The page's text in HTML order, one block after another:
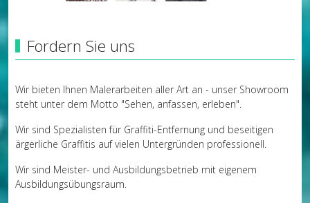
Fordern Sie uns
Wir bieten Ihnen Malerarbeiten aller Art an - unser Showroom
steht unter dem Motto "Sehen, anfassen, erleben".
Wir sind Spezialisten für Graffiti-Entfernung und beseitigen
ärgerliche Graffitis auf vielen Untergründen professionell.
Wir sind Meister- und Ausbildungsbetrieb mit eigenem
Ausbildungsübungsraum.